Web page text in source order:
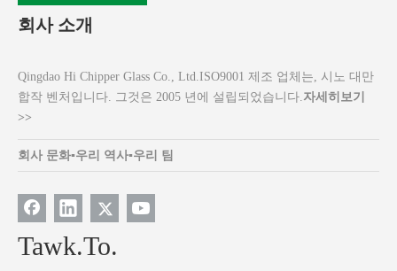
회사 소개
Qingdao Hi Chipper Glass Co., Ltd.ISO9001 제조 업체는, 시노 대만
합작 벤처입니다. 그것은 2005 년에 설립되었습니다.자세히보기
>>
회사 문화▪우리 역사▪우리 팀
Tawk.To.